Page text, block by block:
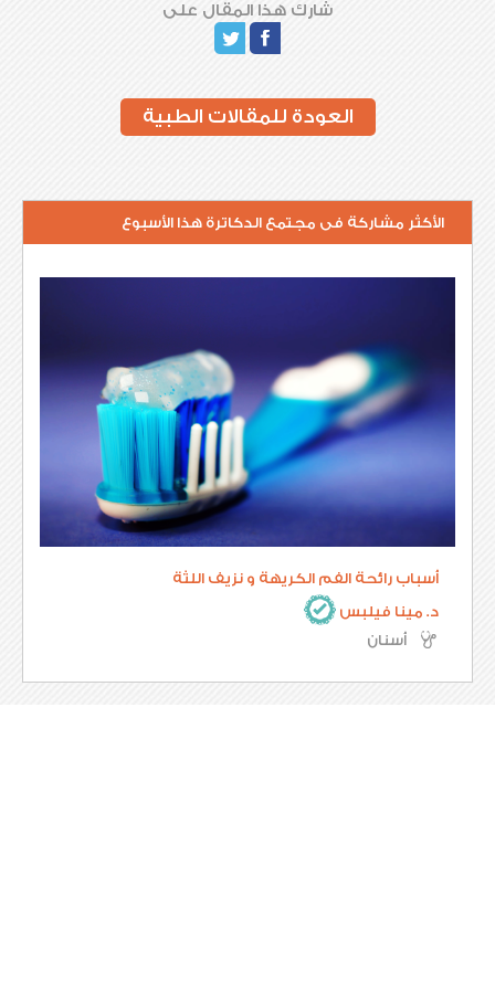
شارك هذا المقال على
العودة للمقالات الطبية
الأكثر مشاركة فى مجتمع الدكاترة هذا الأسبوع
أسباب رائحة الفم الكريهة و نزيف اللثة
د. مينا فيلبس
أسنان